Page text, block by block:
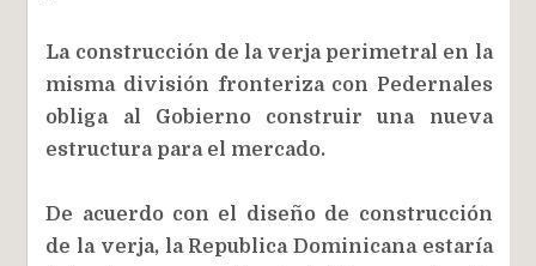
La construcción de la verja perimetral en la
misma división fronteriza con Pedernales
obliga al Gobierno construir una nueva
estructura para el mercado.
De acuerdo con el diseño de construcción
de la verja, la Republica Dominicana estaría